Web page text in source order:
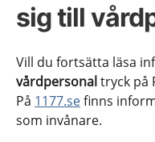
sig till
Vill du fortsätta läsa
vårdpersonaltryck på
På 1177.sefinns
som invånare.
ett system med
På webbplatsen
kunskapsstyrning
nationella remisser